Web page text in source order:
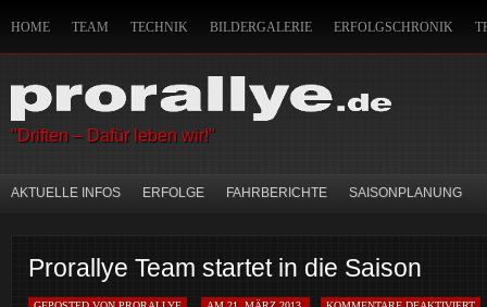
HOME TEAM TECHNIK BILDERGALERIE ERFOLGSCHRONIK
IMPRESSUM HANDWERKSZEUG DES CO-PILOTEN
"Driften – Dafür leben wir!"
AKTUELLE INFOS ERFOLGE FAHRBERICHTE SAISONPLANUNG
Prorallye Team startet in die Saison